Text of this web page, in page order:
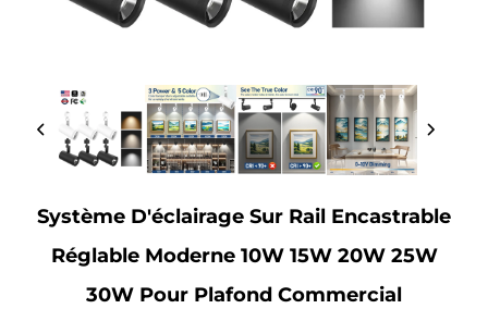
Système D'éclairage Sur Rail Encastrable
Réglable Moderne 10W 15W 20W 25W
30W Pour Plafond Commercial